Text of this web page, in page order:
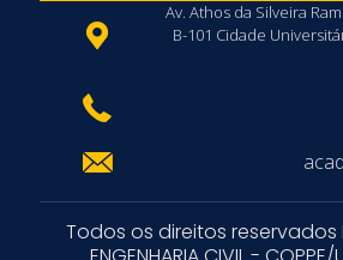
Av. Athos da Silveira
B-101 Cidade
Todos os direitos reservados